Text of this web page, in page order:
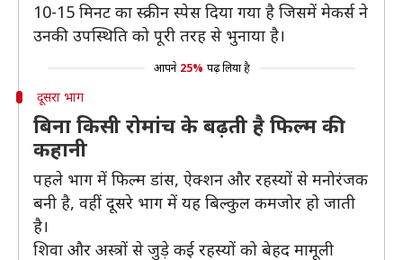
10-15 मिनट का स्क्रीन स्पेस दिया गया है जिसमें मेकर्स ने
उनकी उपस्थिति को पूरी तरह से भुनाया है।
आपने 25% पढ़ लिया है
दूसरा भाग
बिना किसी रोमांच के बढ़ती है फिल्म की
कहानी
पहले भाग में फिल्म डांस, ऐक्शन और रहस्यों से मनोरंजक
बनी है, वहीं दूसरे भाग में यह बिल्कुल कमजोर हो जाती
है।
शिवा और अस्त्रों से जुड़े कई रहस्यों को बेहद मामूली